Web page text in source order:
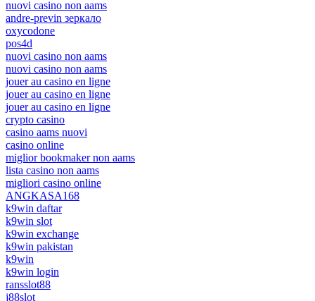
nuovi casino non aams
andre-previn зеркало
oxycodone
pos4d
nuovi casino non aams
nuovi casino non aams
jouer au casino en ligne
jouer au casino en ligne
jouer au casino en ligne
crypto casino
casino aams nuovi
casino online
miglior bookmaker non aams
lista casino non aams
migliori casino online
ANGKASA168
k9win daftar
k9win slot
k9win exchange
k9win pakistan
k9win
k9win login
ransslot88
j88slot